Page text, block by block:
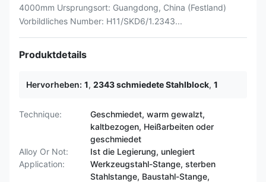
4000mm Ursprungsort: Guangdong, China (Festland)
Vorbildliches Number: H11/SKD6/1.2343...
Produktdetails
Hervorheben: 1, 2343 schmiedete Stahlblock, 1
Technique:
Geschmiedet, warm gewalzt,
kaltbezogen, Heißarbeiten oder
geschmiedet
Alloy Or Not:
Ist die Legierung, unlegiert
Application:
Werkzeugstahl-Stange, sterben
Stahlstange, Baustahl-Stange,